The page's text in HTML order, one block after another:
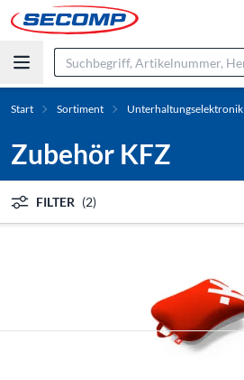
Start Sortiment Unterhaltungselektronik
Zubehör KFZ
FILTER (2)